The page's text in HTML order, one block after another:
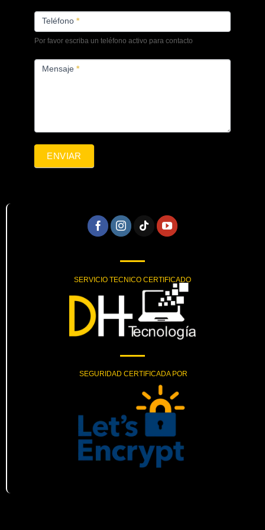
Teléfono*
Por favor escriba un teléfono activo para contacto
Mensaje*
ENVIAR
SERVICIO TECNICO CERTIFICADO
SEGURIDAD CERTIFICADA POR